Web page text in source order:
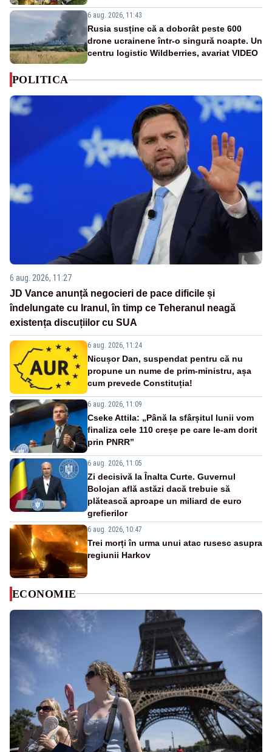
6 aug. 2026, 11:43
Rusia susține că a doborât peste 600
drone ucrainene într-o singură noapte. Un
centru logistic Wildberries, avariat VIDEO
POLITICA
6 aug. 2026, 11:27
JD Vance anunță negocieri de pace dificile și
îndelungate cu Iranul, în timp ce Teheranul neagă
existența discuțiilor cu SUA
6 aug. 2026, 11:24
Nicușor Dan, suspendat pentru că nu
propune un nume de prim-ministru, așa
cum prevede Constituția!
6 aug. 2026, 11:09
Cseke Attila: „Până la sfârșitul lunii vom
finaliza cele 110 creșe pe care le-am dorit
prin PNRR”
6 aug. 2026, 11:05
Zi decisivă la Înalta Curte. Guvernul
Bolojan află astăzi dacă trebuie să
plătească aproape un miliard de euro
grefierilor
6 aug. 2026, 10:47
Trei morți în urma unui atac rusesc asupra
regiunii Harkov
ECONOMIE